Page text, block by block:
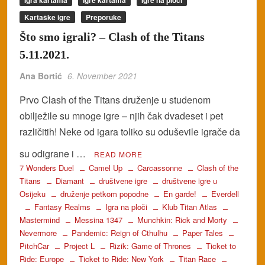
Kartaške igre
Preporuke
Što smo igrali? – Clash of the Titans
5.11.2021.
Ana Bortić 6. November 2021
Prvo Clash of the Titans druženje u studenom
obilježile su mnoge igre – njih čak dvadeset i pet
različitih! Neke od igara toliko su oduševile igrače da
su odigrane i …
READ MORE
7 Wonders Duel Camel Up Carcassonne
Clash of the
Titans
Diamant društvene igre
društvene igre u
Osijeku
druženje petkom popodne En garde!
Everdell
Fantasy Realms
Igra na ploči
Klub Titan Atlas
Mastermind
Messina 1347
Munchkin: Rick and Morty
Nevermore
Pandemic: Reign of Cthulhu
Paper Tales
PitchCar
Project L Rizik: Game of Thrones
Ticket to
Ride: Europe
Ticket to Ride: New York Titan Race